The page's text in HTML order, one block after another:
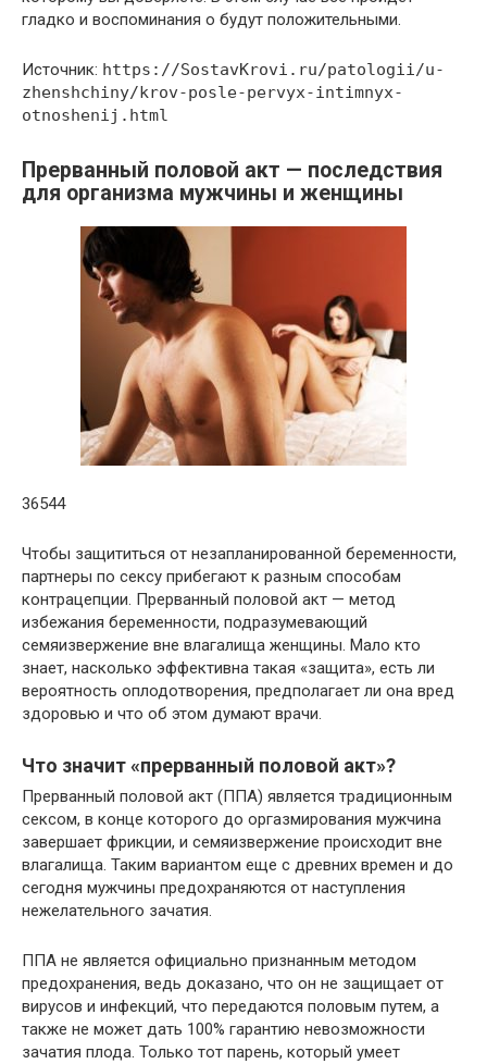
гладко и воспоминания о будут положительными.
Источник: https://SostavKrovi.ru/patologii/u-
zhenshchiny/krov-posle-pervyx-intimnyx-
otnoshenij.html
Прерванный половой акт — последствия
для организма мужчины и женщины
36544
Чтобы защититься от незапланированной беременности,
партнеры по сексу прибегают к разным способам
контрацепции. Прерванный половой акт — метод
избежания беременности, подразумевающий
семяизвержение вне влагалища женщины. Мало кто
знает, насколько эффективна такая «защита», есть ли
вероятность оплодотворения, предполагает ли она вред
здоровью и что об этом думают врачи.
Что значит «прерванный половой акт»?
Прерванный половой акт (ППА) является традиционным
сексом, в конце которого до оргазмирования мужчина
завершает фрикции, и семяизвержение происходит вне
влагалища. Таким вариантом еще с древних времен и до
сегодня мужчины предохраняются от наступления
нежелательного зачатия.
ППА не является официально признанным методом
предохранения, ведь доказано, что он не защищает от
вирусов и инфекций, что передаются половым путем, а
также не может дать 100% гарантию невозможности
зачатия плода. Только тот парень, который умеет